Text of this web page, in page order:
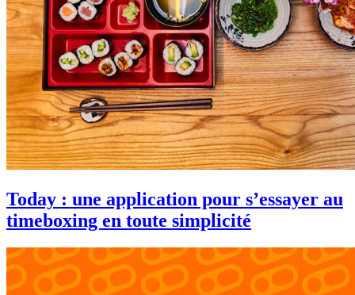
Today : une application pour s’essayer au
timeboxing en toute simplicité